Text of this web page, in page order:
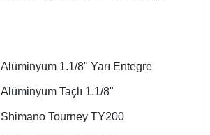
Alüminyum 1.1/8" Yarı Entegre
Alüminyum Taçlı 1.1/8"
Shimano Tourney TY200